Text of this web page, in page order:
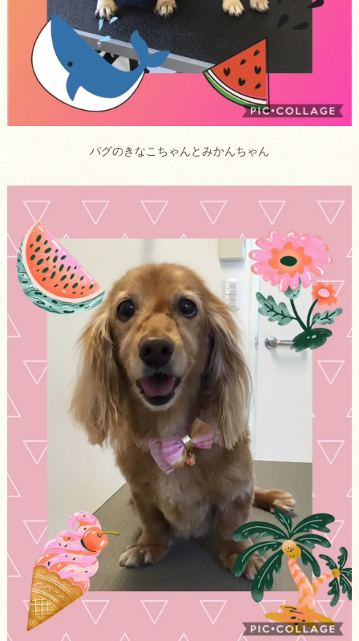
パグのきなこちゃんとみかんちゃん